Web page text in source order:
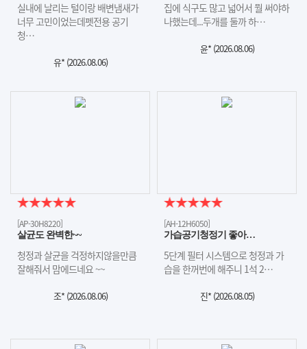
실내에 날리는 털이랑 배변냄새가
너무 고민이었는데펫전용 공기
청…
유* (2026.08.06)
집에 식구도 많고 넓어서 뭘 써야하
나했는데...두개를 둘까 하…
윤* (2026.08.06)
[AP-30H8220]
살균도 완벽한~~
청정과 살균을 걱정하지않을만큼
잘해줘서 맘에드네요 ~~
조* (2026.08.06)
[AH-12H6050]
가습공기청정기 좋아…
5단계 필터 시스템으로 청정과 가
습을 한꺼번에 해주니 1석 2…
진* (2026.08.05)